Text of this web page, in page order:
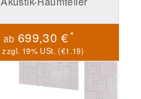
ab 699,30 €*
zzgl. 19% USt. (€1.19)